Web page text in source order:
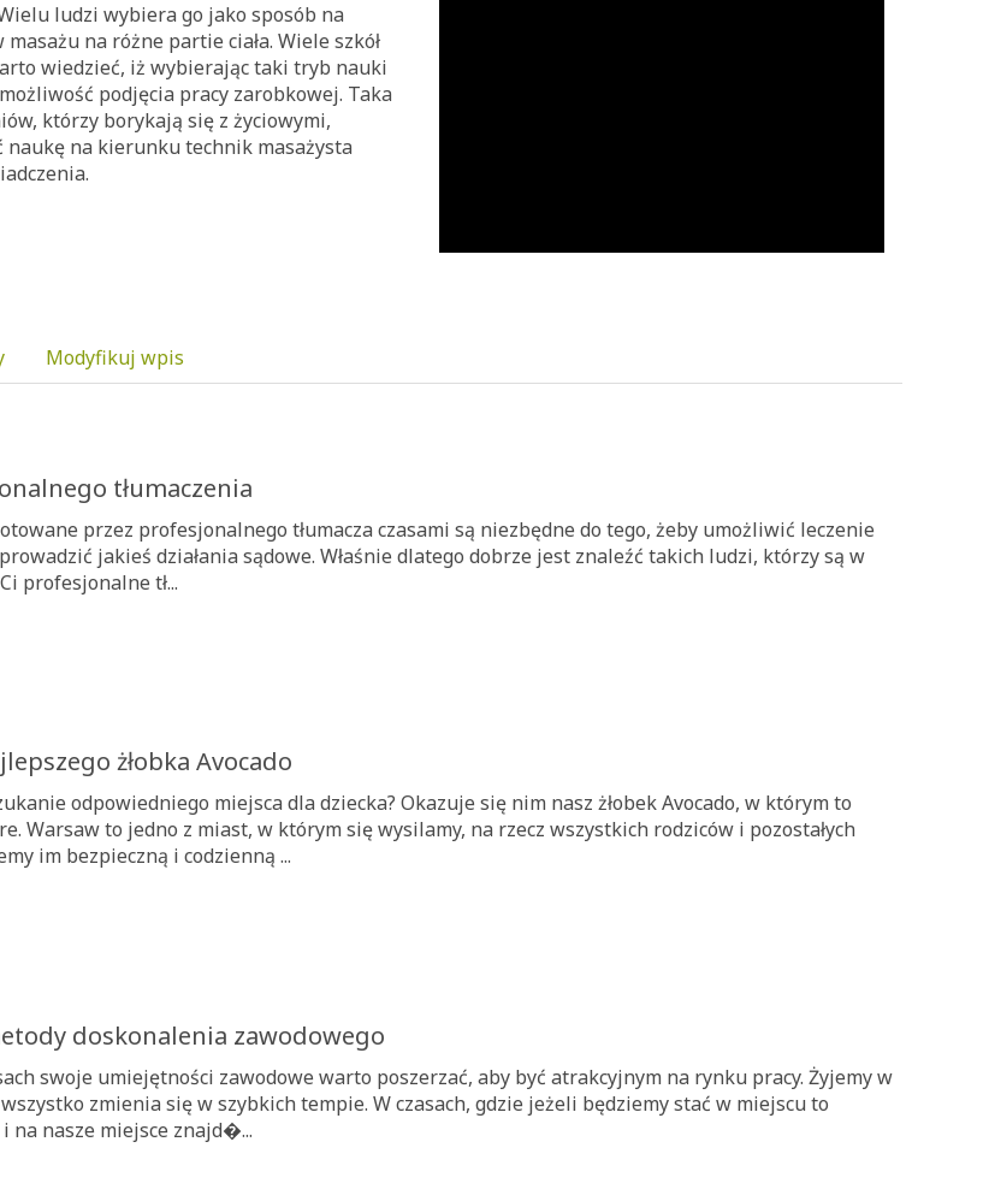
ludzi wybiera go jako sposób na
na różne partie ciała. Wiele szkół
wiedzieć, iż wybierając taki tryb nauki
podjęcia pracy zarobkowej. Taka
którzy borykają się z życiowymi,
na kierunku technik masażysta
Modyfikuj wpis
tłumaczenia
przez profesjonalnego tłumacza czasami są niezbędne do tego, żeby umożliwić leczenie
jakieś działania sądowe. Właśnie dlatego dobrze jest znaleźć takich ludzi, którzy są w
profesjonalne tł...
żłobka Avocado
odpowiedniego miejsca dla dziecka? Okazuje się nim nasz żłobek Avocado, w którym to
Warsaw to jedno z miast, w którym się wysilamy, na rzecz wszystkich rodziców i pozostałych
im bezpieczną i codzienną ...
doskonalenia zawodowego
swoje umiejętności zawodowe warto poszerzać, aby być atrakcyjnym na rynku pracy. Żyjemy w
zmienia się w szybkich tempie. W czasach, gdzie jeżeli będziemy stać w miejscu to
na nasze miejsce znajd�...